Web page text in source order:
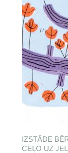
IZSTĀDE
CEĻO UZ